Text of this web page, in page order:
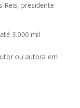
Reis, presidente
3.000 mil
ou autora em